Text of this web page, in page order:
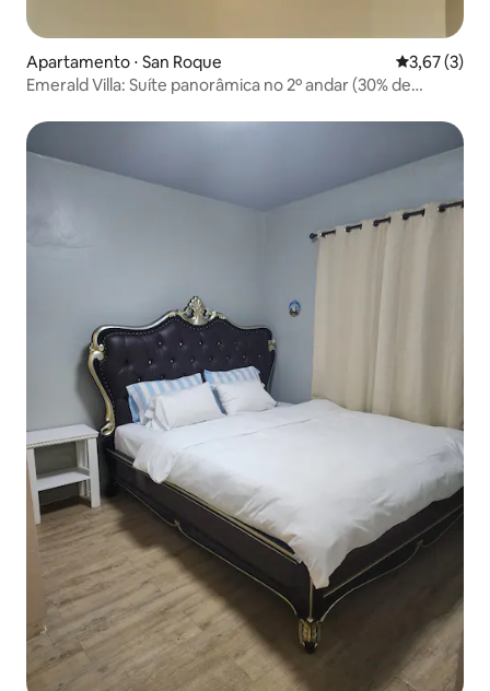
Apartamento ⋅ San Roque 3,67 de
3,67 (3)
Emerald Villa: Suíte panorâmica no 2º andar (30% de